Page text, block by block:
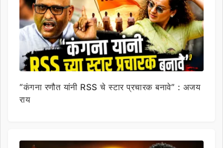
“कंगना रणौत यांनी RSS चे स्टार प्रचारक बनावे” : अजय
राय